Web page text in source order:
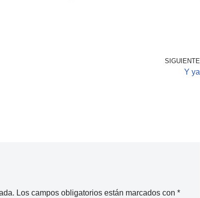
SIGUIENTE
Y ya
Los campos obligatorios están marcados con *